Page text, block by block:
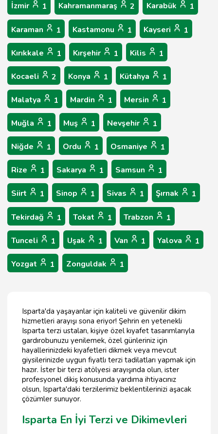
İzmir 1 Kahramanmaraş 2 Karabük 1
Karaman 1 Kastamonu 1 Kayseri 1
Kırıkkale 1 Kırşehir 1 Kilis 1
Kocaeli 2 Konya 1 Kütahya 1
Malatya 1 Mardin 1 Mersin 1
Muğla 1 Muş 1 Nevşehir 1
Niğde 1 Ordu 1 Osmaniye 1
Rize 1 Sakarya 1 Samsun 1
Siirt 1 Sinop 1 Sivas 1 Şırnak 1
Tekirdağ 1 Tokat 1 Trabzon 1
Tunceli 1 Uşak 1 Van 1 Yalova 1
Yozgat 1 Zonguldak 1
Isparta'da yaşayanlar için kaliteli ve güvenilir dikim
hizmetleri arayışı sona eriyor! Şehrin en yetenekli
Isparta terzi ustaları, kişiye özel kıyafet tasarımlarıyla
gardırobunuzu yenilemek, özel günleriniz için
hayallerinizdeki kıyafetleri dikmek veya mevcut
giysilerinizde uygun fiyatlı terzi tadilatları yapmak için
hazır. İster bir terzi atölyesi arayışında olun, ister
profesyonel dikiş konusunda yardıma ihtiyacınız
olsun, Isparta'daki terzilerimiz beklentilerinizi aşacak
çözümler sunuyor.
Isparta En İyi Terzi ve Dikimevleri